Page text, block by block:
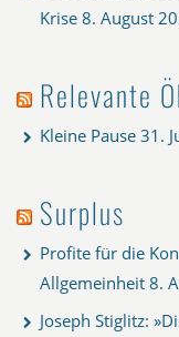
Krise 8. August
Relevante
Kleine Pause 31.
Surplus
Profite für die
Allgemeinheit 8.
Joseph Stiglitz: